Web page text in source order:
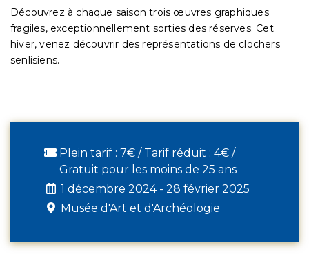
Découvrez à chaque saison trois œuvres graphiques
fragiles, exceptionnellement sorties des réserves. Cet
hiver, venez découvrir des représentations de clochers
senlisiens.
Plein tarif : 7€ / Tarif réduit : 4€ /
Gratuit pour les moins de 25 ans
1 décembre 2024 - 28 février 2025
Musée d'Art et d'Archéologie